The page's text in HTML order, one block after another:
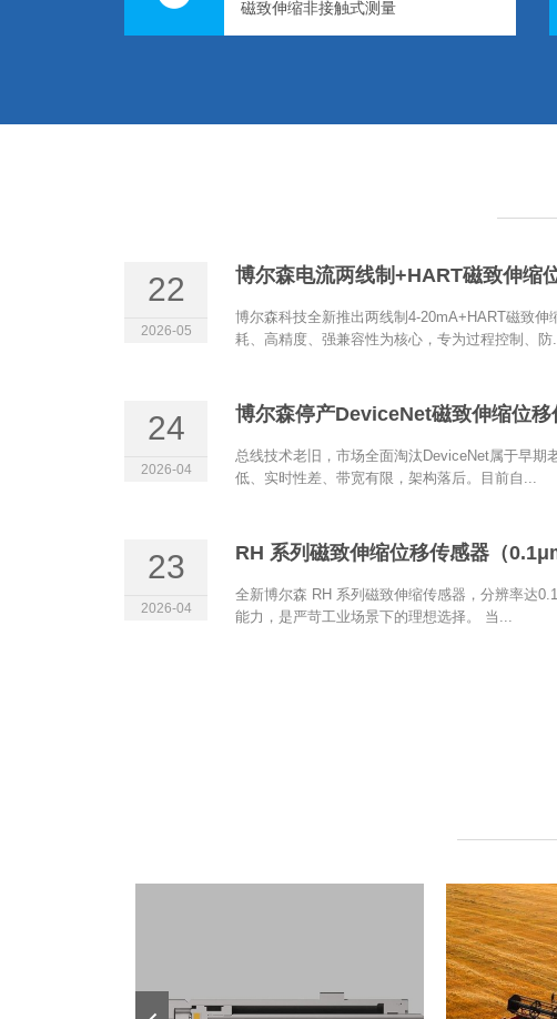
磁致伸缩非接触式测量
22
2026-05
博尔森科技全新推出两线制4-20mA+HART磁致伸
耗、高精度、强兼容性为核心，专为过程控制、防
24
2026-04
博尔森停产DeviceNet磁致伸缩位移
总线技术老旧，市场全面淘汰DeviceNet属于早期
低、实时性差、带宽有限，架构落后。目前自...
23
2026-04
RH 系列磁致伸缩位移传感器（
全新博尔森 RH 系列磁致伸缩传感器，分辨率达
能力，是严苛工业场景下的理想选择。 当...